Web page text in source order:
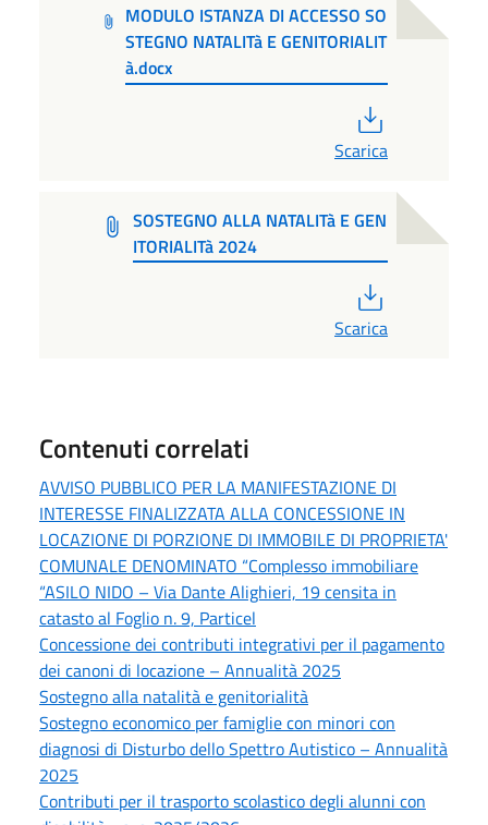
MODULO ISTANZA DI ACCESSO SO
STEGNO NATALITà E GENITORIALIT
à.docx
Scarica
SOSTEGNO ALLA NATALITà E GEN
ITORIALITà 2024
Scarica
Contenuti correlati
AVVISO PUBBLICO PER LA MANIFESTAZIONE DI
INTERESSE FINALIZZATA ALLA CONCESSIONE IN
LOCAZIONE DI PORZIONE DI IMMOBILE DI PROPRIETA'
COMUNALE DENOMINATO “Complesso immobiliare
“ASILO NIDO – Via Dante Alighieri, 19 censita in
catasto al Foglio n. 9, Particel
Concessione dei contributi integrativi per il pagamento
dei canoni di locazione – Annualità 2025
Sostegno alla natalità e genitorialità
Sostegno economico per famiglie con minori con
diagnosi di Disturbo dello Spettro Autistico – Annualità
2025
Contributi per il trasporto scolastico degli alunni con